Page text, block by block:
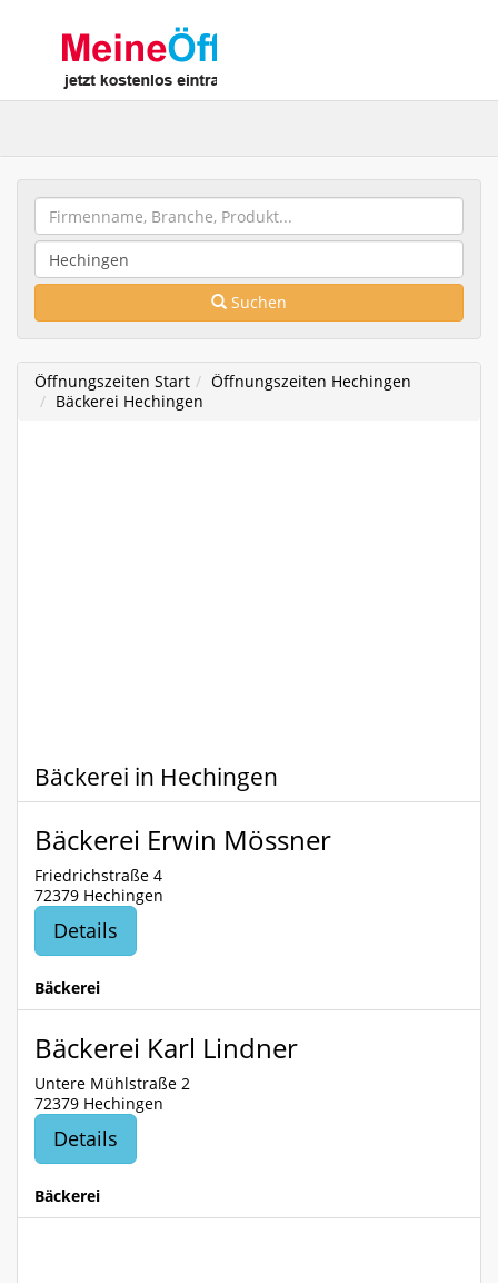
Suchen
Öffnungszeiten Start
Öffnungszeiten Hechingen
Bäckerei Hechingen
Bäckerei in Hechingen
Bäckerei Erwin Mössner
Friedrichstraße 4
72379 Hechingen
Details
Bäckerei
Bäckerei Karl Lindner
Untere Mühlstraße 2
72379 Hechingen
Details
Bäckerei